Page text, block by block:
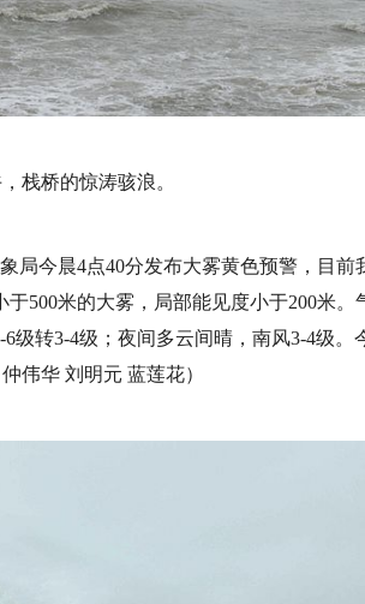
栈桥的惊涛骇浪。
今晨4点40分发布大雾黄色预警，目前
500米的大雾，局部能见度小于200米。
转3-4级；夜间多云间晴，南风3-4级。
伟华 刘明元 蓝莲花）